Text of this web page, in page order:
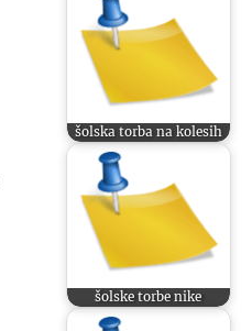
šolska torba na kolesih
šolske torbe nike